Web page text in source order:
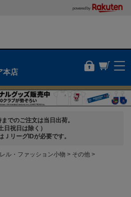
powered by
本店
でのご注文は当日出荷。
日祝日は除く）
ＪリーグIDが必要です。
ル・ファッション小物
その他